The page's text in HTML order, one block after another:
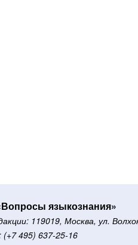
языкознания»
119019, Москва, ул.
495) 637-25-16